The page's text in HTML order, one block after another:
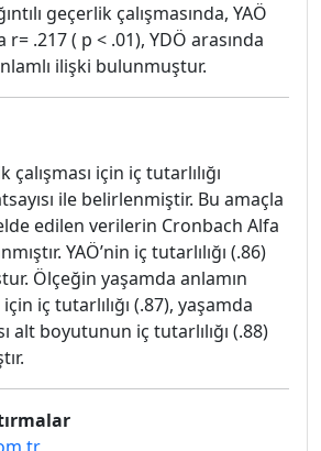
geçerlik çalışmasında, YAÖ
r= .217 ( p < .01), YDÖ arasında
ilişki bulunmuştur.
çalışması için iç tutarlılığı
ile belirlenmiştir. Bu amaçla
edilen verilerin Cronbach Alfa
YAÖ’nin iç tutarlılığı (.86)
Ölçeğin yaşamda anlamın
iç tutarlılığı (.87), yaşamda
alt boyutunun iç tutarlılığı (.88)